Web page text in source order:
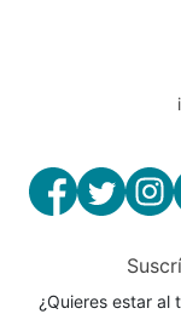
¿Quieres estar al